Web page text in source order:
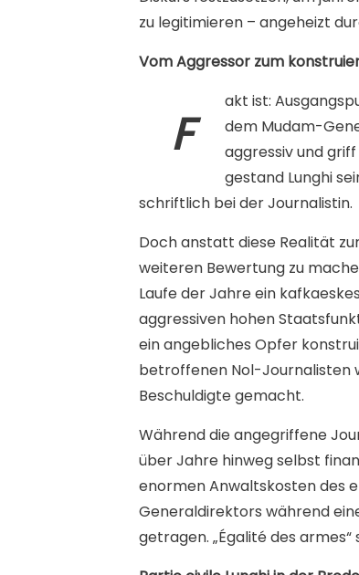
zu legitimieren – angeheizt
Vom Aggressor zum
F
akt ist:
dem Mudam-
aggressiv und
gestand Lunghi
schriftlich bei der Journalistin.
Doch anstatt diese Realität
weiteren Bewertung zu
Laufe der Jahre ein
aggressiven hohen
ein angebliches Opfer
betroffenen Nol-Journalisten
Beschuldigte gemacht.
Während die angegriffene
über Jahre hinweg selbst
enormen Anwaltskosten des
Generaldirektors während
getragen. „Égalité des armes“